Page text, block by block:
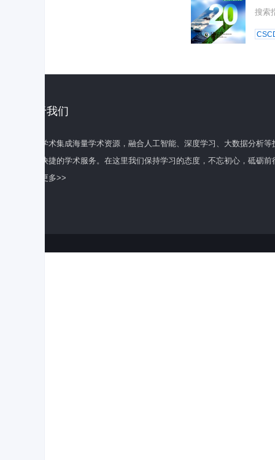
搜索
关于我们
百度学术集成海量学术资源，融合人工智能、深度学习、大数据分析
全面快捷的学术服务。在这里我们保持学习的态度，不忘初心，砥砺前
了解更多>>